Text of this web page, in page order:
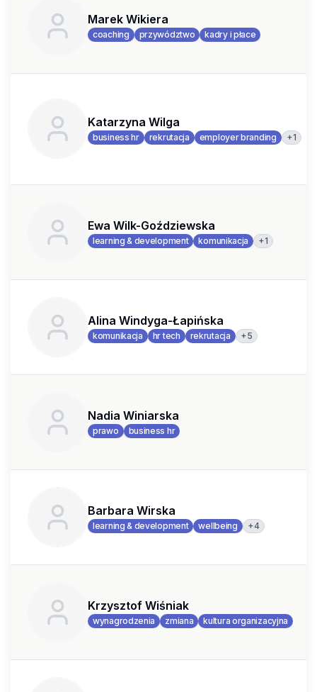
Marek Wikiera
coaching przywództwo kadry i płace
Katarzyna Wilga
business hr rekrutacja employer branding +1
Ewa Wilk-Goździewska
learning & development komunikacja +1
Alina Windyga-Łapińska
komunikacja hr tech rekrutacja +5
Nadia Winiarska
prawo business hr
Barbara Wirska
learning & development wellbeing +4
Krzysztof Wiśniak
wynagrodzenia zmiana kultura organizacyjna